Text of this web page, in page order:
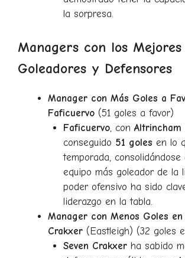
la sorpresa.
Managers con los Mejores
Goleadores y Defensores
Manager con Más Goles a
Faficuervo (51 goles a favor)
Faficuervo, con Altrincham
conseguido 51 goles en lo
temporada, consolidándose
equipo más goleador de la
poder ofensivo ha sido
liderazgo en la tabla.
Manager con Menos Goles en
Crakxer (Eastleigh) (32 goles
Seven Crakxerha sabido